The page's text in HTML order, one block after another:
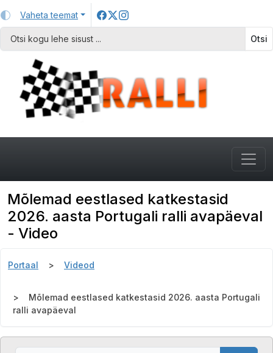
Vaheta teemat
Otsi
Mõlemad eestlased katkestasid
2026. aasta Portugali ralli avapäeval
- Video
Portaal Videod
Mõlemad eestlased katkestasid 2026. aasta Portugali
ralli avapäeval